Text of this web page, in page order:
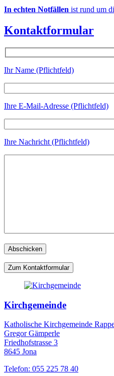
In echten Notfällen ist rund um
Kontaktformular
Ihr Name (Pflichtfeld)
Ihre E-Mail-Adresse (Pflichtfeld)
Ihre Nachricht (Pflichtfeld)
Zum Kontaktformular
Kirchgemeinde
Katholische Kirchgemeinde
Gregor Gämperle
Friedhofstrasse 3
8645 Jona
Telefon: 055 225 78 40